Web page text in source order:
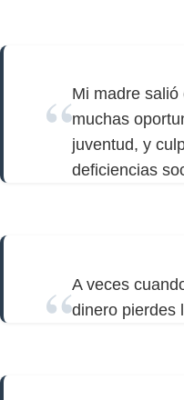
Mi madre
muchas
juventud, y
deficiencias
A veces
dinero pierdes